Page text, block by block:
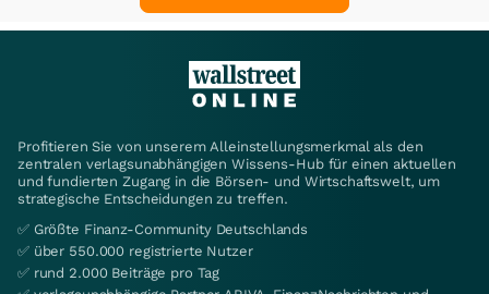
Profitieren Sie von unserem Alleinstellungsmerkmal als den
zentralen verlagsunabhängigen Wissens-Hub für einen aktuellen
und fundierten Zugang in die Börsen- und Wirtschaftswelt, um
strategische Entscheidungen zu treffen.
✅ Größte Finanz-Community Deutschlands
✅ über 550.000 registrierte Nutzer
✅ rund 2.000 Beiträge pro Tag